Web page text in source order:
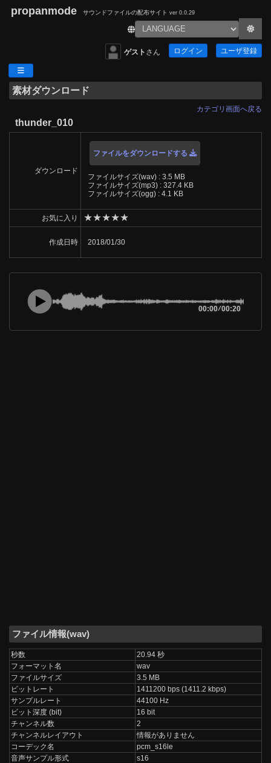
propanmode サウンドファイルの配布サイト ver 0.0.29
ゲスト さん ログイン ユーザ登録
素材ダウンロード
カテゴリ画面へ戻る
thunder_010
ダウンロード
ファイルをダウンロードする
ファイルサイズ(wav) : 3.5 MB
ファイルサイズ(mp3) : 327.4 KB
ファイルサイズ(ogg) : 4.1 KB
お気に入り ★★★★★
作成日時 2018/01/30
00:00/00:20
ファイル情報(wav)
秒数
20.94 秒
フォーマット名
wav
ファイルサイズ
3.5 MB
ビットレート
1411200 bps (1411.2 kbps)
サンプルレート
44100 Hz
ビット深度 (bit)
16 bit
チャンネル数
2
チャンネルレイアウト
情報がありません
コーデック名
pcm_s16le
音声サンプル形式
s16